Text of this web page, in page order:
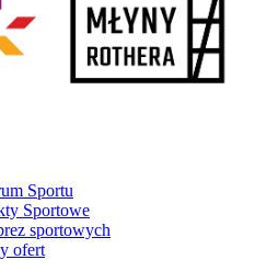
Sportu
Sportowe
sportowych
ofert